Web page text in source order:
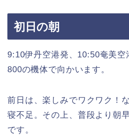
初日の朝
9:10伊丹空港発、10:50奄美
800の機体で向かいます。
前日は、楽しみでワクワク！
寝不足。その上、普段より朝
です。